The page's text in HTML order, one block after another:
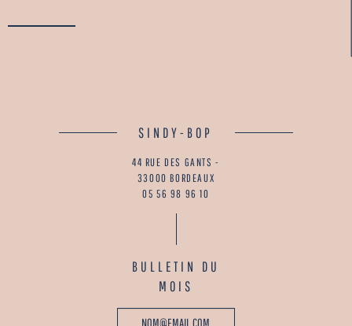
SINDY-BOP
44 RUE DES GANTS -
33000 BORDEAUX
05 56 98 96 10
BULLETIN DU
MOIS